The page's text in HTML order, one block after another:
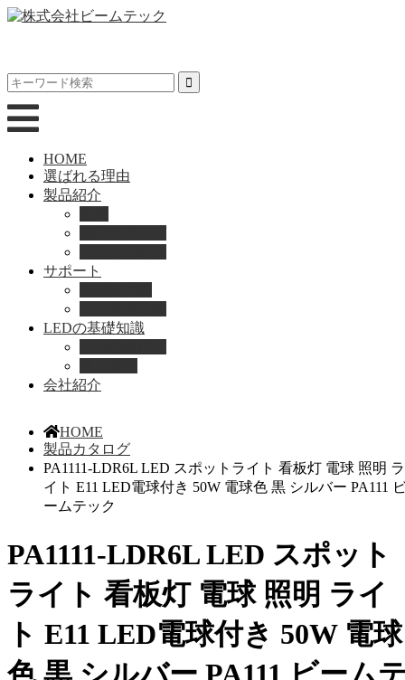
HOME
選ばれる理由
製品紹介
サポート
LEDの基礎知識
会社紹介
HOME
製品カタログ
PA1111-LDR6L LED スポットライト 看板灯 電球 照明 ラ
イト E11 LED電球付き 50W 電球色 黒 シルバー PA111
ームテック
PA1111-LDR6L LED スポット
ライト 看板灯 電球 照明 ライ
ト E11 LED電球付き 50W 電球